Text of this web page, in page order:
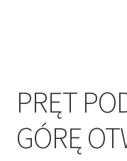
PRĘT
GÓRĘ